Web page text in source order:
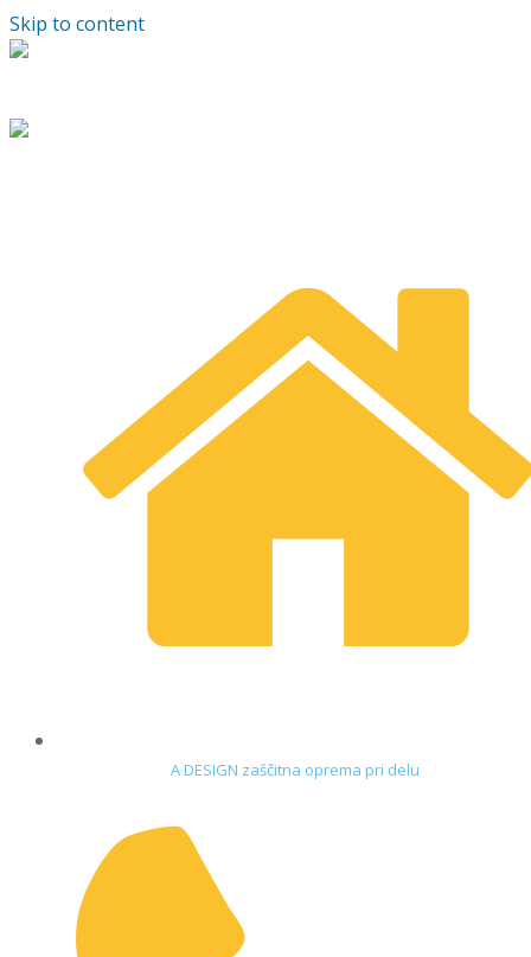
Skip to content
A DESIGN zaščitna oprema pri delu